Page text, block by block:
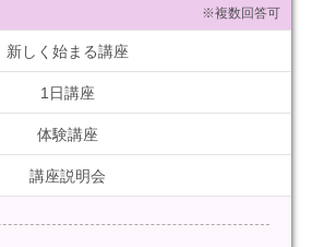
※複数回答可
新しく始まる講座
1日講座
体験講座
講座説明会